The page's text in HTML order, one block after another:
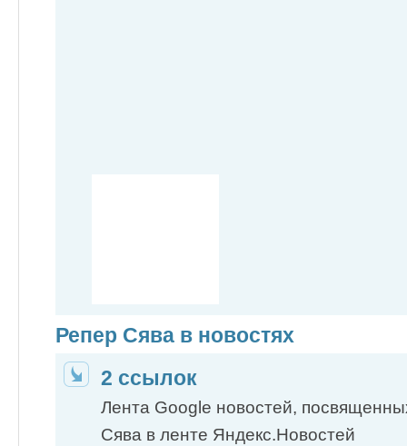
Репер Сява в новостях
2 ссылок
Лента Google новостей,
Сява в ленте Яндекс.Новостей